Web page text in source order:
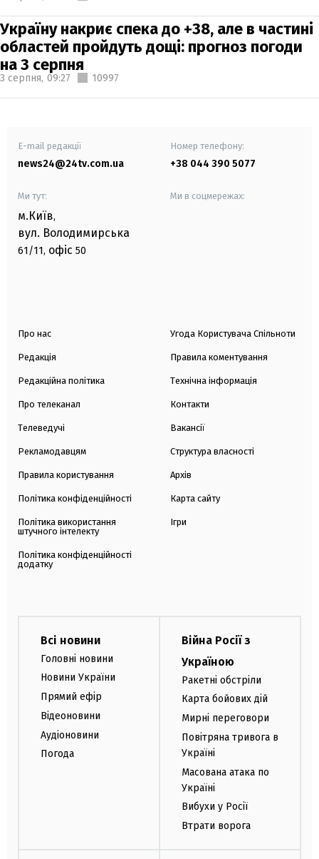
Україну накриє спека до +38, але в частині
областей пройдуть дощі: прогноз погоди
на 3 серпня
3 серпня, 09:27 10997
E-mail редакції
news24@24tv.com.ua
Номер телефону:
+38 044 390 5077
Ми тут:
м.Київ,
вул. Володимирська
61/11, офіс 50
Ми в соцмережах:
Про нас
Редакція
Редакційна політика
Про телеканал
Телеведучі
Рекламодавцям
Правила користування
Політика конфіденційності
Політика використання
штучного інтелекту
Політика конфіденційності
додатку
Угода Користувача Спільноти
Правила коментування
Технічна інформація
Контакти
Вакансії
Структура власності
Архів
Карта сайту
Ігри
Всі новини
Головні новини
Новини України
Прямий ефір
Відеоновини
Аудіоновини
Погода
Війна Росії з
Україною
Ракетні обстріли
Карта бойових дій
Мирні переговори
Повітряна тривога в
Україні
Масована атака по
Україні
Вибухи у Росії
Втрати ворога